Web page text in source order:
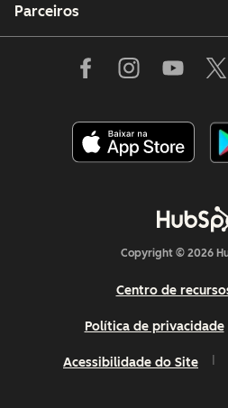
Parceiros
Copyright © 2026
Centro de
Política de privacidade
Acessibilidade do Site